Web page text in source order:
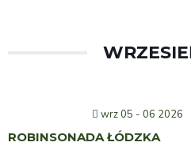
wrz 05 - 06 2026
ROBINSONADA ŁÓDZKA